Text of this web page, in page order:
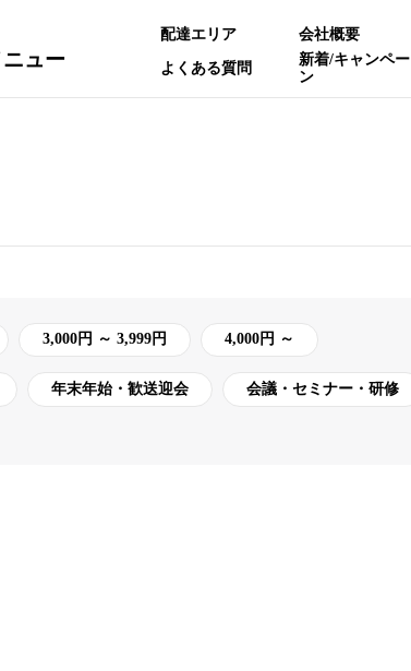
ュー
配達エリア 会社概要
よくある質問
新着/キャンペー
ン
3,000円 ～ 3,999円 4,000円 ～
年末年始・歓送迎会 会議・セミナー・研修